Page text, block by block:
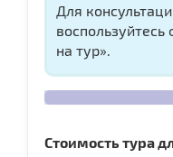
Для
на тур».
Стоимость тура